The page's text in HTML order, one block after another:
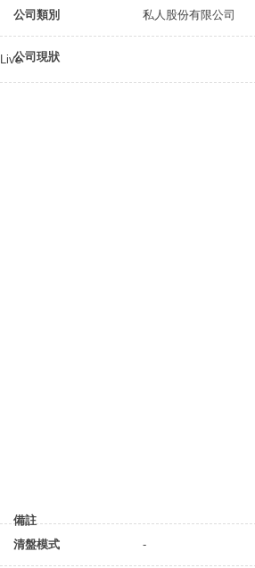
公司類別 私人股份有限公司
公司現狀
Live
備註
清盤模式
-